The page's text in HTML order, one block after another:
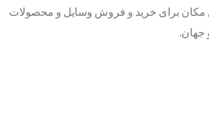
مکان برای خرید و فروش وسایل و محصولات
جهان.